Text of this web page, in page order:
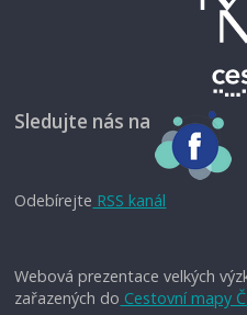
Sledujte nás na
Odebírejte RSS kanál
Webová prezentace velkých
zařazených do Cestovní mapy